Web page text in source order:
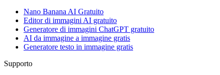
Nano Banana AI Gratuito
Editor di immagini AI gratuito
Generatore di immagini ChatGPT gratuito
AI da immagine a immagine gratis
Generatore testo in immagine gratis
Supporto